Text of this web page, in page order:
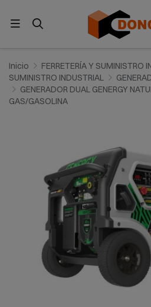
Inicio
FERRETERÍA Y SUMINISTRO
SUMINISTRO INDUSTRIAL
GENERADOR DUAL GENERGY
GAS/GASOLINA